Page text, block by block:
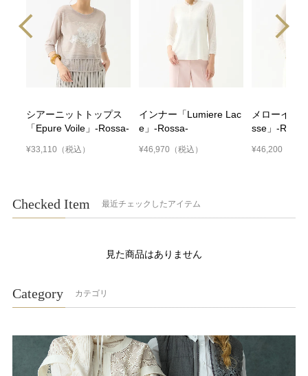
シアーニットトップス
「Epure Voile」-Rossa-
¥33,110 （税込）
インナー「Lumiere Lac
e」-Rossa-
¥46,970 （税込）
メローイン
sse」-
¥46,200
Checked Item 最近チェックしたアイテム
見た商品はありません
Category カテゴリ